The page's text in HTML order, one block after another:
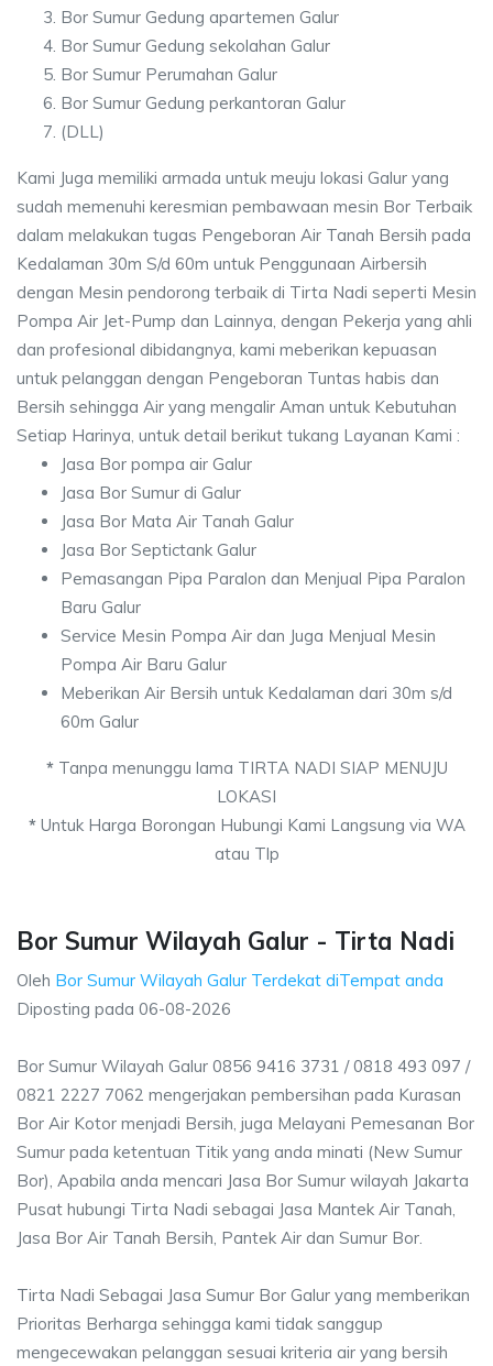
Bor Sumur Gedung apartemen Galur
Bor Sumur Gedung sekolahan Galur
Bor Sumur Perumahan Galur
Bor Sumur Gedung perkantoran Galur
(DLL)
Kami Juga memiliki armada untuk meuju lokasi Galur yang
sudah memenuhi keresmian pembawaan mesin Bor Terbaik
dalam melakukan tugas Pengeboran Air Tanah Bersih pada
Kedalaman 30m S/d 60m untuk Penggunaan Airbersih
dengan Mesin pendorong terbaik di Tirta Nadi seperti Mesin
Pompa Air Jet-Pump dan Lainnya, dengan Pekerja yang ahli
dan profesional dibidangnya, kami meberikan kepuasan
untuk pelanggan dengan Pengeboran Tuntas habis dan
Bersih sehingga Air yang mengalir Aman untuk Kebutuhan
Setiap Harinya, untuk detail berikut tukang Layanan Kami :
Jasa Bor pompa air Galur
Jasa Bor Sumur di Galur
Jasa Bor Mata Air Tanah Galur
Jasa Bor Septictank Galur
Pemasangan Pipa Paralon dan Menjual Pipa Paralon
Baru Galur
Service Mesin Pompa Air dan Juga Menjual Mesin
Pompa Air Baru Galur
Meberikan Air Bersih untuk Kedalaman dari 30m s/d
60m Galur
*Tanpa menunggu lama TIRTA NADI SIAP MENUJU
LOKASI
*Untuk Harga Borongan Hubungi Kami Langsung via WA
atau Tlp
Bor Sumur Wilayah Galur - Tirta Nadi
Oleh Bor Sumur Wilayah Galur Terdekat diTempat anda
Diposting pada 06-08-2026
Bor Sumur Wilayah Galur 0856 9416 3731 / 0818 493 097 /
0821 2227 7062 mengerjakan pembersihan pada Kurasan
Bor Air Kotor menjadi Bersih, juga Melayani Pemesanan Bor
Sumur pada ketentuan Titik yang anda minati (New Sumur
Bor), Apabila anda mencari Jasa Bor Sumur wilayah Jakarta
Pusat hubungi Tirta Nadi sebagai Jasa Mantek Air Tanah,
Jasa Bor Air Tanah Bersih, Pantek Air dan Sumur Bor.
Tirta Nadi Sebagai Jasa Sumur Bor Galur yang memberikan
Prioritas Berharga sehingga kami tidak sanggup
mengecewakan pelanggan sesuai kriteria air yang bersih